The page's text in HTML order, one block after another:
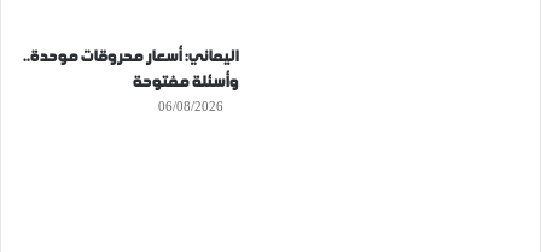
اليماني: أسعار محروقات موحدة..
وأسئلة مفتوحة
06/08/2026